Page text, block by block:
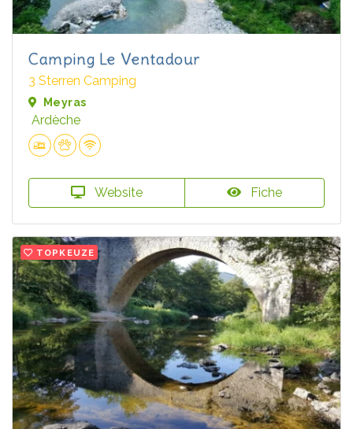
Camping Le Ventadour
3 Sterren Camping
Meyras
Ardèche
Website Fiche
TOPKEUZE